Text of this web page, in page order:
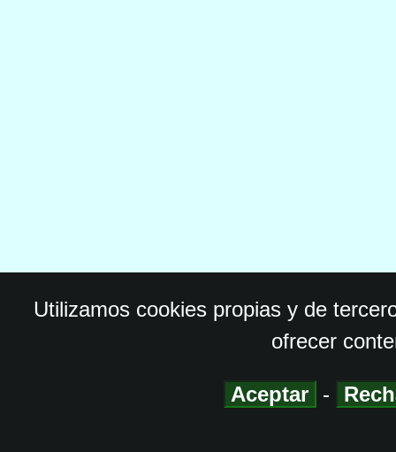
Utilizamos cookies propias y de
ofrecer
Aceptar -